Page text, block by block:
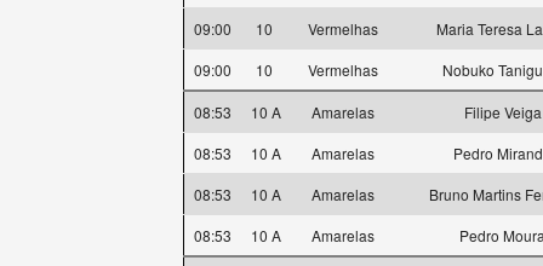
09:00
10 Vermelhas
Maria Teresa
09:00
10 Vermelhas Nobuko
08:53 10 A Amarelas
Filipe Veiga
08:53
10 A Amarelas
Pedro
08:53
10 A Amarelas
Bruno Martins
08:53
10 A Amarelas Pedro